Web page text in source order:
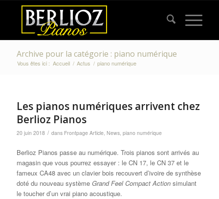
Archive pour la catégorie : piano numérique
Vous êtes ici : Accueil / Actus / piano numérique
Les pianos numériques arrivent chez
Berlioz Pianos
20 juin 2018 / dans Frontpage Article, News, piano numérique
Berlioz Pianos passe au numérique. Trois pianos sont arrivés au
magasin que vous pourrez essayer : le CN 17, le CN 37 et le
fameux CA48 avec un clavier bois recouvert d’ivoire de synthèse
doté du nouveau système Grand Feel Compact Actionsimulant
le toucher d’un vrai piano acoustique.